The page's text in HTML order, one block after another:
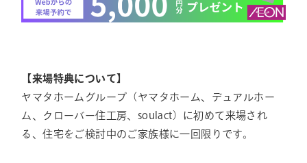
【来場特典について】
ヤマタホームグループ（ヤマタホーム、デュアルホー
ム、クローバー住工房、soulact）に初めて来場され
る、住宅をご検討中のご家族様に一回限りです。